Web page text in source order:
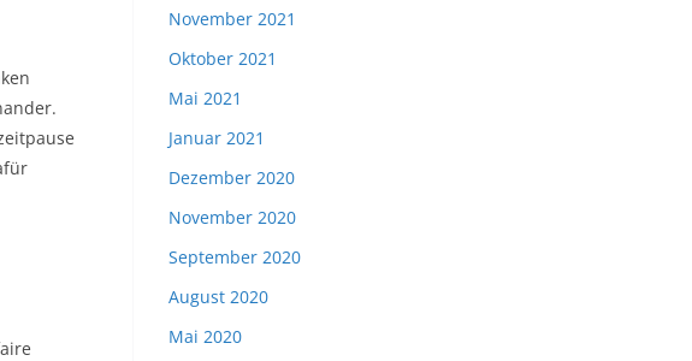
November 2021
Oktober 2021
Mai 2021
Januar 2021
Dezember 2020
November 2020
September 2020
August 2020
Mai 2020